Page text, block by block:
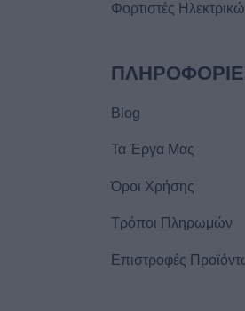
Φορτιστές
Blog
Τα Έργα Μας
Όροι Χρήσης
Τρόποι Πληρωμών
Επιστροφές